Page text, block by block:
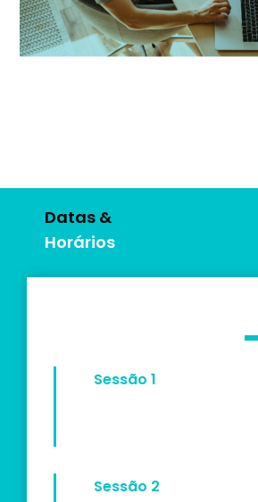
Datas &
Horários
Sessão 1
Sessão 2